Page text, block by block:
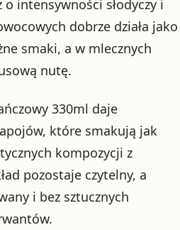
intensywności słodyczy i
dobrze działa jako
smaki, a w mlecznych
nutę.
330ml daje
które smakują jak
kompozycji z
pozostaje czytelny, a
i bez sztucznych